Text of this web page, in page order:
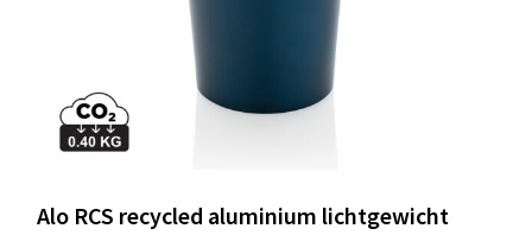
Alo RCS recycled aluminium lichtgewicht